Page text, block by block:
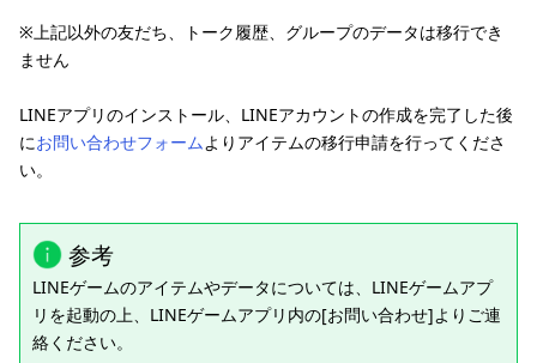
※上記以外の友だち、トーク履歴、グループのデータは移行でき
ません
LINEアプリのインストール、LINEアカウントの作成を完了した後
にお問い合わせフォームよりアイテムの移行申請を行ってくださ
い。
参考
LINEゲームのアイテムやデータについては、LINEゲームアプ
リを起動の上、LINEゲームアプリ内の[お問い合わせ]よりご連
絡ください。